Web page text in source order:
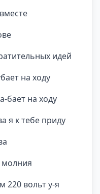
идей
на ходу
бает на ходу
я к тебе приду
молния
220 вольт у-я